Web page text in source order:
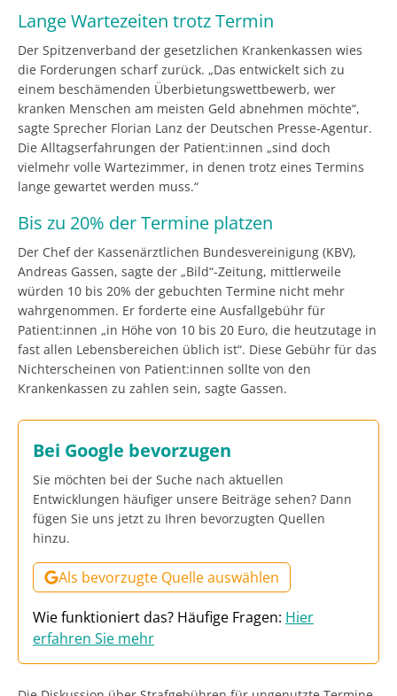
Lange Wartezeiten trotz Termin
Der Spitzenverband der gesetzlichen Krankenkassen wies
die Forderungen scharf zurück. „Das entwickelt sich zu
einem beschämenden Überbietungswettbewerb, wer
kranken Menschen am meisten Geld abnehmen möchte“,
sagte Sprecher Florian Lanz der Deutschen Presse-Agentur.
Die Alltagserfahrungen der Patient:innen „sind doch
vielmehr volle Wartezimmer, in denen trotz eines Termins
lange gewartet werden muss.“
Bis zu 20% der Termine platzen
Der Chef der Kassenärztlichen Bundesvereinigung (KBV),
Andreas Gassen, sagte der „Bild“-Zeitung, mittlerweile
würden 10 bis 20% der gebuchten Termine nicht mehr
wahrgenommen. Er forderte eine Ausfallgebühr für
Patient:innen „in Höhe von 10 bis 20 Euro, die heutzutage in
fast allen Lebensbereichen üblich ist“. Diese Gebühr für das
Nichterscheinen von Patient:innen sollte von den
Krankenkassen zu zahlen sein, sagte Gassen.
Bei Google bevorzugen
Sie möchten bei der Suche nach aktuellen
Entwicklungen häufiger unsere Beiträge sehen? Dann
fügen Sie uns jetzt zu Ihren bevorzugten Quellen
hinzu.
Als bevorzugte Quelle auswählen
Wie funktioniert das? Häufige Fragen: Hier
erfahren Sie mehr